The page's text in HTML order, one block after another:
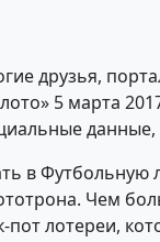
друзья,
5 марта
данные,
в Футбольную
Чем
пот лотереи,